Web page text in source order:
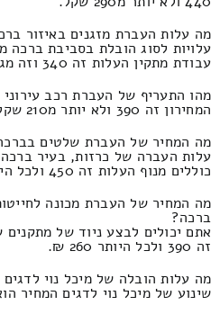
מה עלות העברת מזגנים באיזור
עלויות לסוג הובלת בסביבת ברכה
עבודת מתקין העלות זה 340 וזה מגיע עד 180 שקל.
מהו התעריף של העברת רכב
המחירון זה 390 ולא יותר מ210 שקל חדש.
מה המחיר של העברת שלטים
כוללים מנוף העלות זה 450 ולכל היותר 210 שקל חדש.
מה המחיר של העברת מכונה
ברכה?
אתם יכולים לבצע ניוד של
זה 390 ולכל היותר 260 ₪.
מה עלות הובלה של מיכל נוי
שינוע של מיכל נוי לדגים המחיר הוא 550 וזה מגיע עד 250